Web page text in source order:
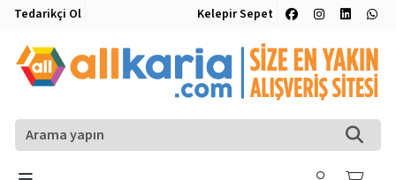
Tedarikçi Ol Kelepir Sepet